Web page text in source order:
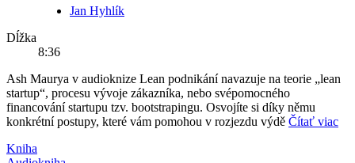
Jan Hyhlík
Dĺžka
8:36
Ash Maurya v audioknize Lean podnikání navazuje na teorie „lean
startup“, procesu vývoje zákazníka, nebo svépomocného
financování startupu tzv. bootstrapingu. Osvojíte si díky němu
konkrétní postupy, které vám pomohou v rozjezdu výdě Čítať viac
Kniha